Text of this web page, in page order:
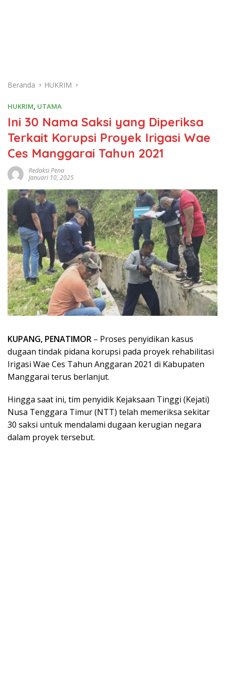
Beranda HUKRIM
HUKRIM, UTAMA
Ini 30 Nama Saksi yang Diperiksa
Terkait Korupsi Proyek Irigasi Wae
Ces Manggarai Tahun 2021
Redaksi Pena
Januari 10, 2025
KUPANG, PENATIMOR – Proses penyidikan kasus
dugaan tindak pidana korupsi pada proyek rehabilitasi
Irigasi Wae Ces Tahun Anggaran 2021 di Kabupaten
Manggarai terus berlanjut.
Hingga saat ini, tim penyidik Kejaksaan Tinggi (Kejati)
Nusa Tenggara Timur (NTT) telah memeriksa sekitar
30 saksi untuk mendalami dugaan kerugian negara
dalam proyek tersebut.